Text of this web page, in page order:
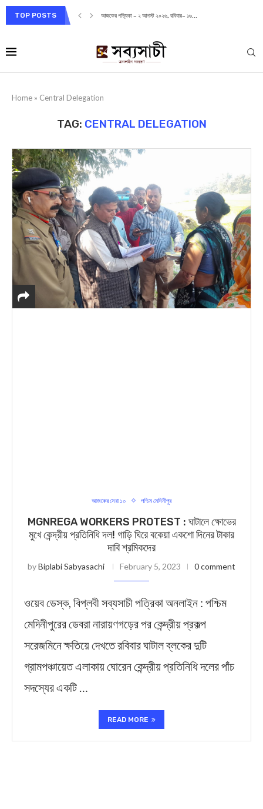
TOP POSTS আজকের পত্রিকা – ২ আগস্ট ২০২৬, রবিবার– ১৬...
Home » Central Delegation
TAG: CENTRAL DELEGATION
আজকের সেরা ১০ পশ্চিম মেদিনীপুর
MGNREGA WORKERS PROTEST : ঘাটালে ক্ষোভের
মুখে কেন্দ্রীয় প্রতিনিধি দল! গাড়ি ঘিরে বকেয়া একশো দিনের টাকার
দাবি শ্রমিকদের
byBiplabi Sabyasachi February 5, 2023 0 comment
ওয়েব ডেস্ক, বিপ্লবী সব্যসাচী পত্রিকা অনলাইন : পশ্চিম
মেদিনীপুরের ডেবরা নারায়ণগড়ের পর কেন্দ্রীয় প্রকল্প
সরেজমিনে ক্ষতিয়ে দেখতে রবিবার ঘাটাল ব্লকের দুটি
গ্রামপঞ্চায়েত এলাকায় ঘোরেন কেন্দ্রীয় প্রতিনিধি দলের পাঁচ
সদস্যের একটি …
READ MORE